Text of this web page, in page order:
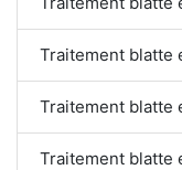
Traitement blatte
Traitement blatte
Traitement blatte